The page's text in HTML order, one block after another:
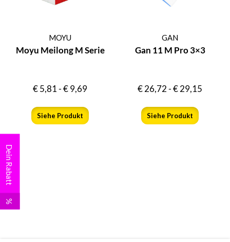
MOYU
Moyu Meilong M Serie
€5,81-€9,69
Siehe Produkt
GAN
Gan 11 M Pro 3×3
€26,72-€29,15
Siehe Produkt
Dein Rabatt
%